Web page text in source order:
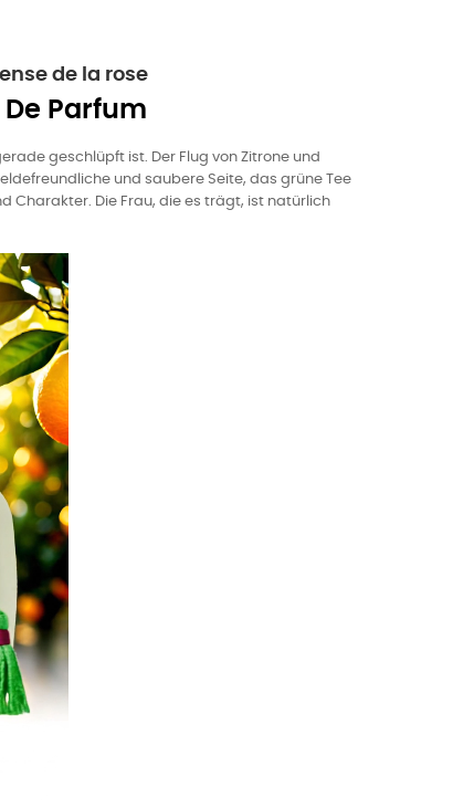
de la rose
De Parfum
geschlüpft ist. Der Flug von Zitrone und
und saubere Seite, das grüne Tee
Charakter. Die Frau, die es trägt, ist natürlich